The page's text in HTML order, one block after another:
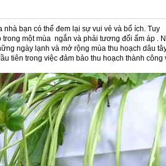
bạn có thể đem lại sự vui vẻ và bổ ích. Tuy
một mùa ngắn và phải tương đối ấm áp .
ngày lạnh và mở rộng mùa thu hoạch dâu
tiên trong việc đảm bảo thu hoạch thành công